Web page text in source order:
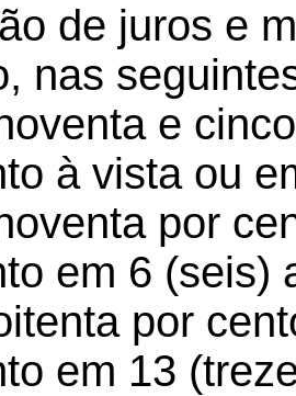
de juros e
nas
e
à vista ou
por
em 6 (seis)
por
em 13